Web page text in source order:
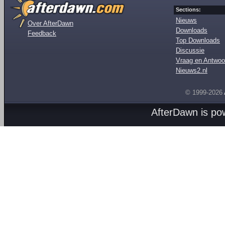
Over AfterDawn
Feedback
Sections:
Nieuws
Downloads
Top Downloads
Discussie
Vraag en
Nieuws2.nl
© 1999-2026
AfterDawn is